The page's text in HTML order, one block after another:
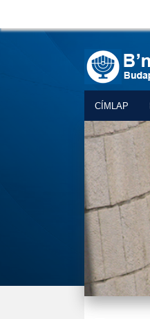
CÍMLAP